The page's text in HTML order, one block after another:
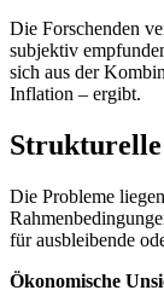
Die Forschenden
subjektiv
sich aus der
Inflation – ergibt.
Die Probleme
für ausbleibende
Ökonomische